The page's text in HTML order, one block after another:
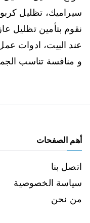
سيراميك، تظليل
عند البيت، ادوات
و منافسة تناسب
أهم الصفحات
اتصل بنا
سياسة الخصوصية
من نحن